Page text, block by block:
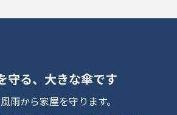
守る、大きな傘です
雨から家屋を守ります。